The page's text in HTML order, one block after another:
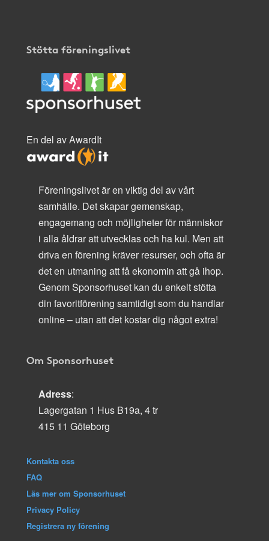
Stötta föreningslivet
En del av AwardIt
Föreningslivet är en viktig del av vårt
samhälle. Det skapar gemenskap,
engagemang och möjligheter för människor
i alla åldrar att utvecklas och ha kul. Men att
driva en förening kräver resurser, och ofta är
det en utmaning att få ekonomin att gå ihop.
Genom Sponsorhuset kan du enkelt stötta
din favoritförening samtidigt som du handlar
online – utan att det kostar dig något extra!
Om Sponsorhuset
Adress:
Lagergatan 1 Hus B19a, 4 tr
415 11 Göteborg
Kontakta oss
FAQ
Läs mer om Sponsorhuset
Privacy Policy
Registrera ny förening